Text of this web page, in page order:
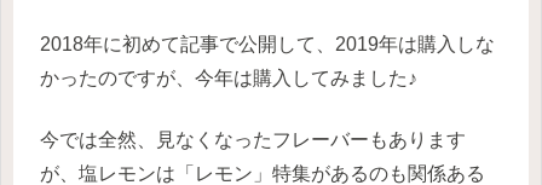
2018年に初めて記事で公開して、2019年は購入しな
かったのですが、今年は購入してみました♪
今では全然、見なくなったフレーバーもあります
が、塩レモンは「レモン」特集があるのも関係ある